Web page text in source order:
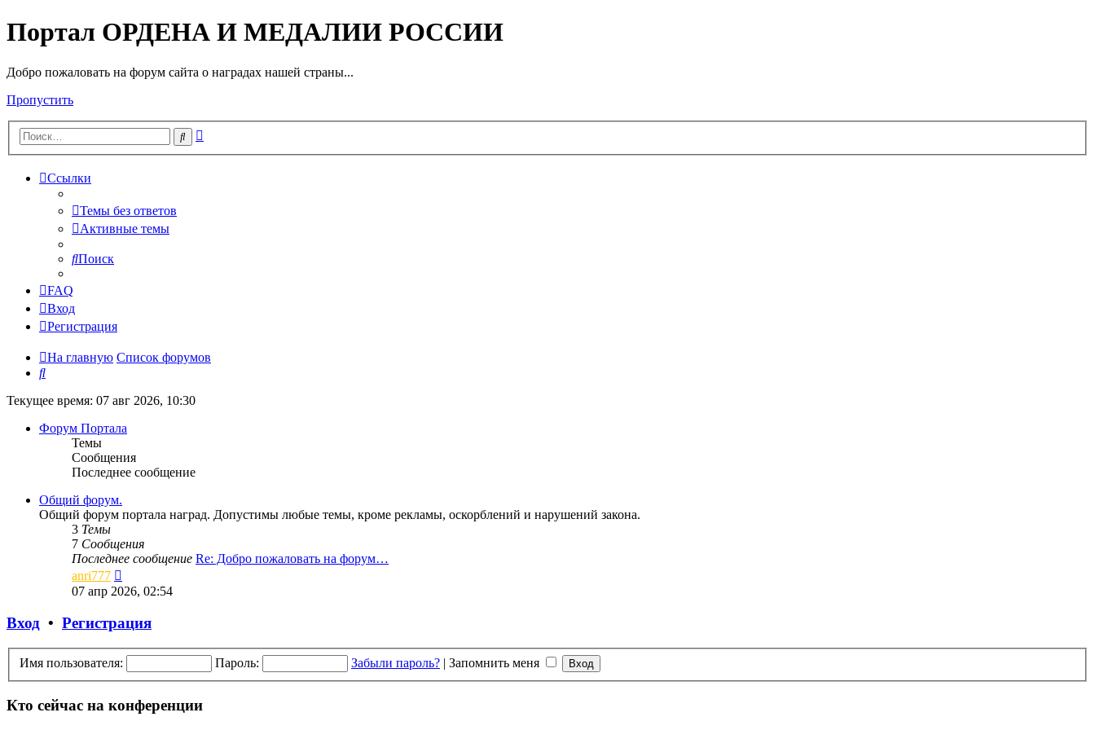
Портал ОРДЕНА И МЕДАЛИИ РОССИИ
Добро пожаловать на форум сайта о наградах нашей страны...
Пропустить
Поиск
Ссылки
Темы без ответов
Активные темы
Поиск
FAQ
Вход
Регистрация
На главную Список форумов
Поиск
Текущее время: 07 авг 2026, 10:30
Форум Портала
Темы
Сообщения
Последнее сообщение
Общий форум.
Общий форум портала наград. Допустимы любые темы, кроме рекламы, оскорблений и нарушений закона.
3 Темы
7 Сообщения
Последнее сообщение Re: Добро пожаловать на форум…
anri777
к
07 апр 2026, 02:54
Вход • Регистрация
Имя пользователя: Пароль: Забыли пароль? | Запомнить меня
Кто сейчас на конференции